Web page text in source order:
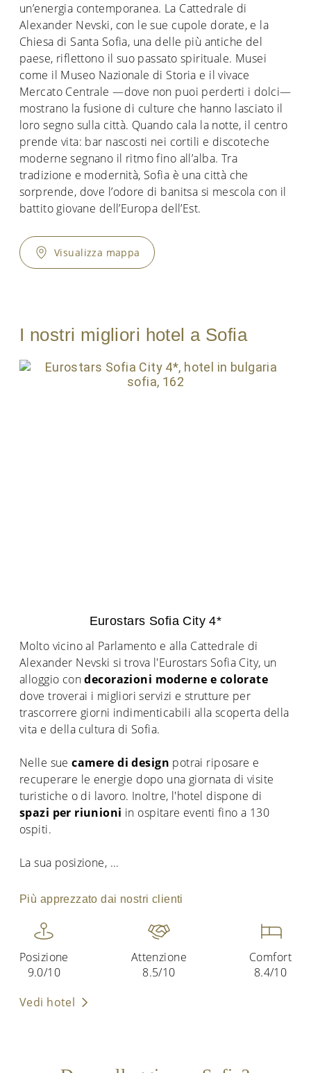
un’energia contemporanea. La Cattedrale di
Alexander Nevski, con le sue cupole dorate, e la
Chiesa di Santa Sofia, una delle più antiche del
paese, riflettono il suo passato spirituale. Musei
come il Museo Nazionale di Storia e il vivace
Mercato Centrale —dove non puoi perderti i dolci—
mostrano la fusione di culture che hanno lasciato il
loro segno sulla città. Quando cala la notte, il centro
prende vita: bar nascosti nei cortili e discoteche
moderne segnano il ritmo fino all’alba. Tra
tradizione e modernità, Sofia è una città che
sorprende, dove l’odore di banitsa si mescola con il
battito giovane dell’Europa dell’Est.
Visualizza mappa
I nostri migliori hotel a Sofia
Eurostars Sofia City 4*
Molto vicino al Parlamento e alla Cattedrale di
Alexander Nevski si trova l'Eurostars Sofia City, un
alloggio condecorazioni moderne e colorate
dove troverai i migliori servizi e strutture per
trascorrere giorni indimenticabili alla scoperta della
vita e della cultura di Sofia.
Nelle suecamere di design potrai riposare e
recuperare le energie dopo una giornata di visite
turistiche o di lavoro. Inoltre, l'hotel dispone di
spazi per riunioni in ospitare eventi fino a 130
ospiti.
La sua posizione, ...
Più apprezzato dai nostri clienti
Posizione
9.0/10
Attenzione
8.5/10
Comfort
8.4/10
Vedi hotel